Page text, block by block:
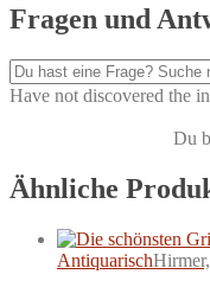
Fragen und
Have not discovered the
Du
Ähnliche
Antiquarisch